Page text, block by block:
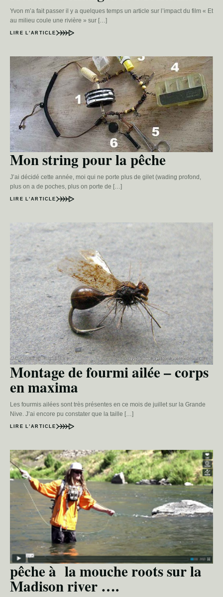
Yvon m’a fait passer il y a quelques temps un article sur l’impact du film « Et
au milieu coule une rivière » sur […]
LIRE L’ARTICLE
Mon string pour la pêche
J’ai décidé cette année, moi qui ne porte plus de gilet (wading profond,
plus on a de poches, plus on porte de […]
LIRE L’ARTICLE
Montage de fourmi ailée – corps
en maxima
Les fourmis ailées sont très présentes en ce mois de juillet sur la Grande
Nive. J’ai encore pu constater que la taille […]
LIRE L’ARTICLE
pêche à la mouche roots sur la
Madison river ….